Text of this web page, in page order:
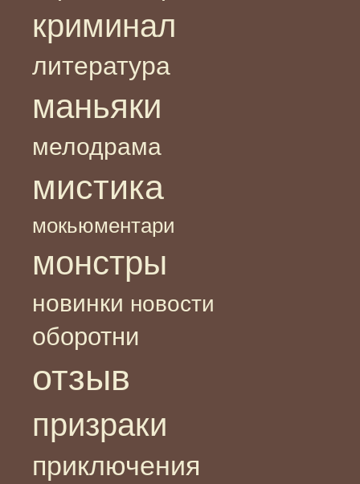
криминал
литература
маньяки
мелодрама
мистика
мокьюментари
монстры
новинки новости
оборотни
отзыв
призраки
приключения